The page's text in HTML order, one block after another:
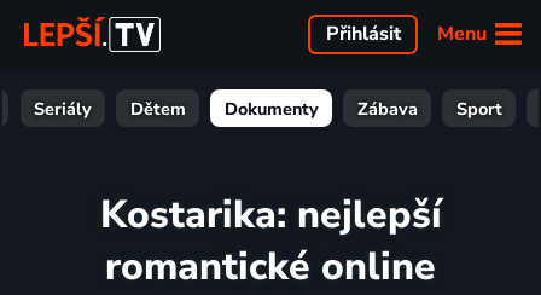
Menu
Přihlásit
Seriály Dětem Dokumenty Zábava Sport
Kostarika: nejlepší
romantické online